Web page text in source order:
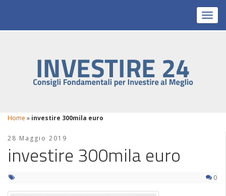
Home » investire 300mila euro
28 Maggio 2019
investire 300mila euro
0